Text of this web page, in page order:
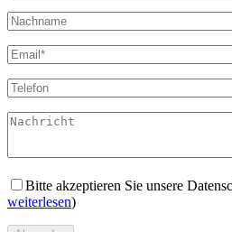
Bitte akzeptieren Sie unsere
weiterlesen)